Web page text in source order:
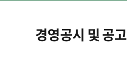
으
로
경영공시 및 공고